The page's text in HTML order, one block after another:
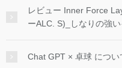
レビュー Inner Force
ーALC. S)_しなりの強
Chat GPT × 卓球 につい